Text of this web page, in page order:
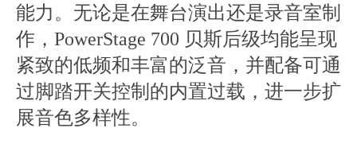
能力。无论是在舞台演出还是录音室制
作，PowerStage 700 贝斯后级均能呈现
紧致的低频和丰富的泛音，并配备可通
过脚踏开关控制的内置过载，进一步扩
展音色多样性。